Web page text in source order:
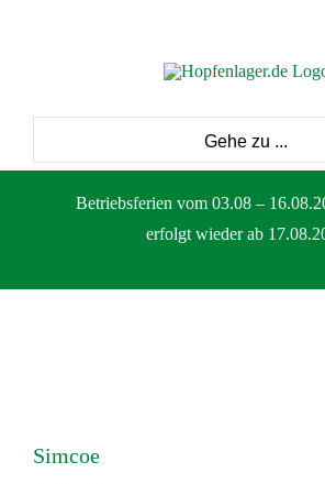
Gehe zu ...
Betriebsferien vom 03.08 –
erfolgt wieder ab
Simcoe